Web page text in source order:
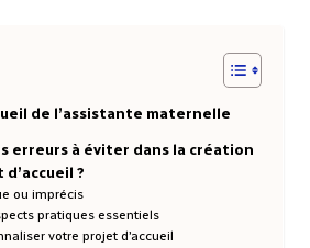
de l’assistante maternelle
erreurs à éviter dans la création
?
ou imprécis
pratiques essentiels
votre projet d’accueil